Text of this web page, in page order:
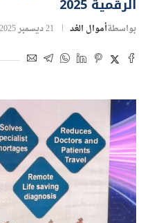
الرقمية 2025
بواسطةأموال الغد 21 ديسمبر 2025 | 2:21 م